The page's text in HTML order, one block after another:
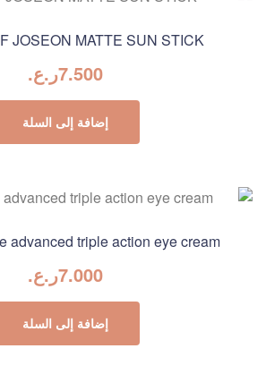
JOSEON MATTE SUN STICK
7.500ر.ع.
إضافة إلى السلة
advanced triple action eye cream
7.000ر.ع.
إضافة إلى السلة